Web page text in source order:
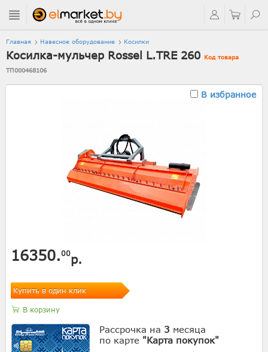
Главная Навесное оборудование Косилки
Косилка-мульчер Rossel L.TRE 260 Код товара
ТП000468106
В избранное
16350.00р.
Купить в один клик
В корзину
Рассрочка на 3 месяца
по карте "Карта покупок"